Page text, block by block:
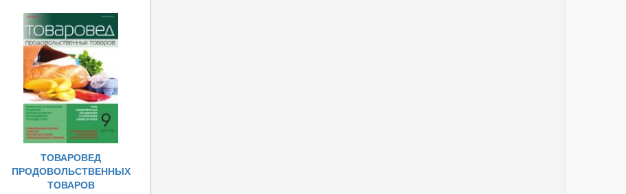
ТОВАРОВЕД
ПРОДОВОЛЬСТВЕННЫХ
ТОВАРОВ